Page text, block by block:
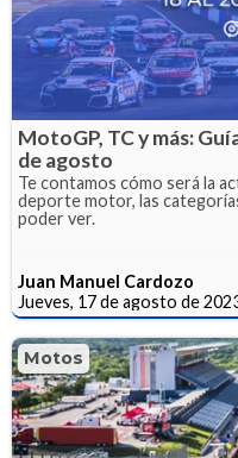
MotoGP, TC y más:
de agosto
Te contamos cómo será la
deporte motor, las
poder ver.
Juan Manuel Cardozo
Jueves, 17 de agosto de
Motos